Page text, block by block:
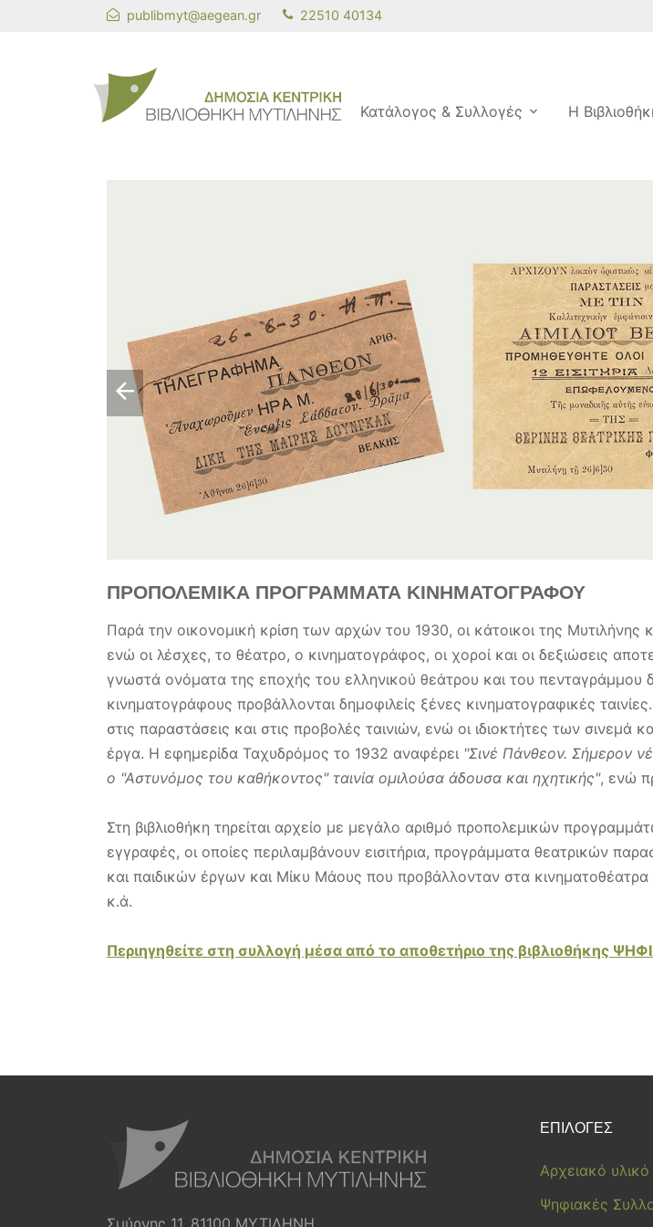
publibmyt@aegean.gr 22510 40134
Κατάλογος & Συλλογές Η
ΠΡΟΠΟΛΕΜΙΚΑ ΠΡΟΓΡΑΜΜΑΤΑ ΚΙΝΗΜΑΤΟΓΡΑΦΟΥ
Παρά την οικονομική κρίση των αρχών του 1930, οι κάτοικοι της Μυτιλήνης
ενώ οι λέσχες, το θέατρο, ο κινηματογράφος, οι χοροί και οι δεξιώσεις
γνωστά ονόματα της εποχής του ελληνικού θεάτρου και του πενταγράμμου
κινηματογράφους προβάλλονται δημοφιλείς ξένες κινηματογραφικές
στις παραστάσεις και στις προβολές ταινιών, ενώ οι ιδιοκτήτες των
έργα. Η εφημερίδα Ταχυδρόμος το 1932 αναφέρει "Σινέ Πάνθεον. Σήμερον
ο "Αστυνόμος του καθήκοντος" ταινία ομιλούσα άδουσα και ηχητικής", ενώ
Στη βιβλιοθήκη τηρείται αρχείο με μεγάλο αριθμό προπολεμικών
εγγραφές, οι οποίες περιλαμβάνουν εισιτήρια, προγράμματα θεατρικών
και παιδικών έργων και Μίκυ Μάους που προβάλλονταν στα
κ.ά.
Περιηγηθείτε στη συλλογή μέσα από το αποθετήριο της βιβλιοθήκης
Σμύρνης 11, 81100 ΜΥΤΙΛΗΝΗ
ΕΠΙΛΟΓΕΣ
Αρχειακό υλικό
Ψηφιακές